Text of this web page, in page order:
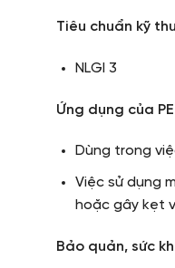
Tiêu chuẩn kỹ
NLGI 3
Ứng dụng của
Dùng trong
Việc sử dụng
hoặc gây kẹt
Bảo quản, sức